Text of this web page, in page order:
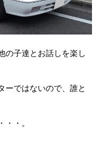
の子達とお話しを楽し
ーではないので、誰と
・・。